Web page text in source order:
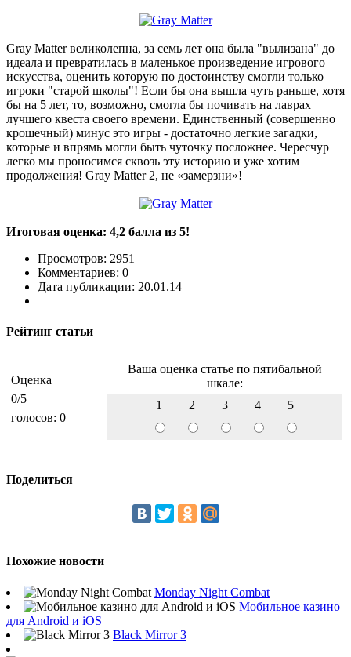
Gray Matter великолепна, за семь лет она была "вылизана" до
идеала и превратилась в маленькое произведение игрового
искусства, оценить которую по достоинству смогли только
игроки "старой школы"! Если бы она вышла чуть раньше, хотя
бы на 5 лет, то, возможно, смогла бы почивать на лаврах
лучшего квеста своего времени. Единственный (совершенно
крошечный) минус это игры - достаточно легкие загадки,
которые и впрямь могли быть чуточку посложнее. Чересчур
легко мы проносимся сквозь эту историю и уже хотим
продолжения! Gray Matter 2, не «замерзни»!
Итоговая оценка: 4,2 балла из 5!
Просмотров: 2951
Комментариев: 0
Дата публикации: 20.01.14
Рейтинг статьи
Оценка
0/5
голосов: 0
Ваша оценка статье по пятибальной
шкале:
1
2 3 4 5
Поделиться
Похожие новости
Monday Night Combat
Мобильное казино
для Android и iOS
Black Mirror 3